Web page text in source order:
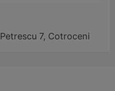
7, Cotroceni